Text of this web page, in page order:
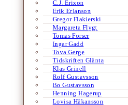
C.J. Erixon
Erik Erlanson
Gregor Flakierski
Margareta Flygt
Tomas Forser
Ingar Gadd
Tova Gerge
Tidskriften Glänta
Klas Grinell
Rolf Gustavsson
Bo Gustavsson
Henning Hagerup
Lovisa Håkansson